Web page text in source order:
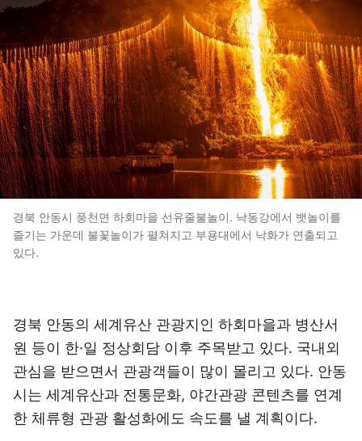
경북 안동시 풍천면 하회마을 선유줄불놀이. 낙동강에서 뱃놀이를
즐기는 가운데 불꽃놀이가 펼쳐지고 부용대에서 낙화가 연출되고
있다.
경북 안동의 세계유산 관광지인 하회마을과 병산서
원 등이 한·일 정상회담 이후 주목받고 있다. 국내외
관심을 받으면서 관광객들이 많이 몰리고 있다. 안동
시는 세계유산과 전통문화, 야간관광 콘텐츠를 연계
한 체류형 관광 활성화에도 속도를 낼 계획이다.